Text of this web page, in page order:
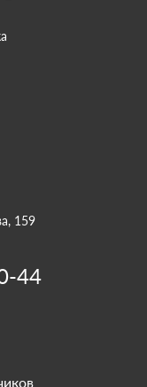
159
44